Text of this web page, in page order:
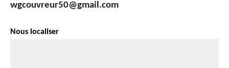
wgcouvreur50@gmail.com
Nous localiser